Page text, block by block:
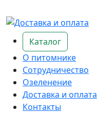
Каталог
О питомнике
Сотрудничество
Озеленение
Доставка и оплата
Контакты